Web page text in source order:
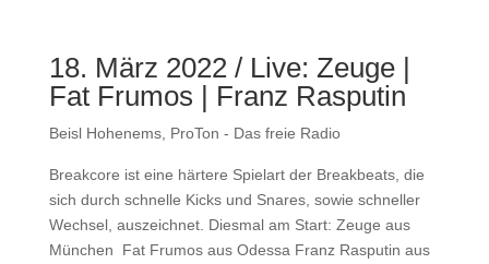
18. März 2022 / Live: Zeuge |
Fat Frumos | Franz Rasputin
Beisl Hohenems, ProTon - Das freie Radio
Breakcore ist eine härtere Spielart der Breakbeats, die
sich durch schnelle Kicks und Snares, sowie schneller
Wechsel, auszeichnet. Diesmal am Start: Zeuge aus
München Fat Frumos aus Odessa Franz Rasputin aus